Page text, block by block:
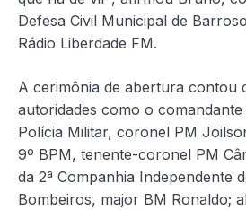
Defesa Civil Municipal de
Rádio Liberdade FM.
A cerimônia de abertura contou
autoridades como o comandante
Polícia Militar, coronel PM
9º BPM, tenente-coronel PM
da 2ª Companhia Independente
Bombeiros, major BM Ronaldo;